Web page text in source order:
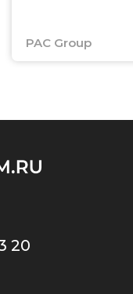
PAC Group
20